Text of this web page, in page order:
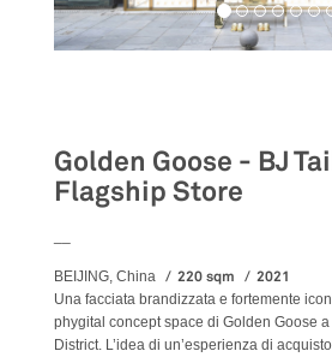
Golden Goose - BJ
Flagship Store
BEIJING, China 220 sqm 2021
Una facciata brandizzata e fortemente
phygital concept space di Golden Goose
District. L’idea di un’esperienza di